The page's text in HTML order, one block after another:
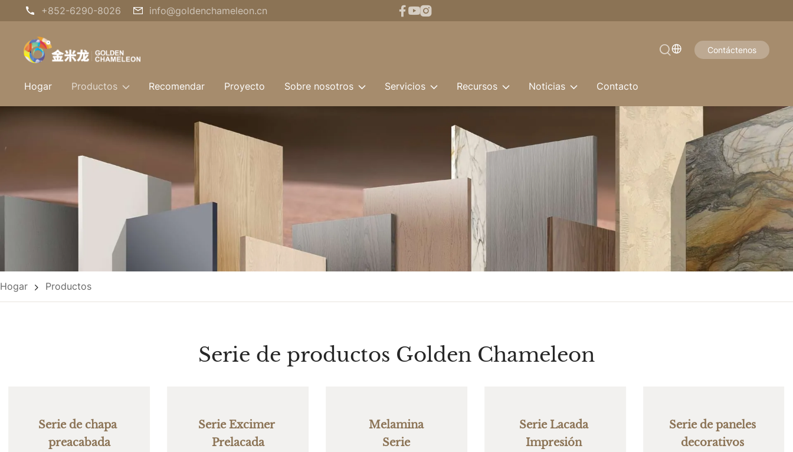
+852-6290-8026 info@goldenchameleon.cn
Contáctenos
Hogar Productos Recomendar Proyecto Sobre nosotros Servicios Recursos Noticias Contacto
Hogar Productos
Serie de productos Golden Chameleon
Serie de chapa
preacabada
Serie Excimer
Prelacada
Melamina
Serie
Serie Lacada
Impresión
Serie de paneles
decorativos